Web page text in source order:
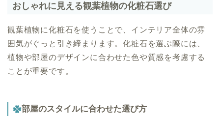
おしゃれに見える観葉植物の化粧石選び
観葉植物に化粧石を使うことで、インテリア全体の雰
囲気がぐっと引き締まります。化粧石を選ぶ際には、
植物や部屋のデザインに合わせた色や質感を考慮する
ことが重要です。
部屋のスタイルに合わせた選び方